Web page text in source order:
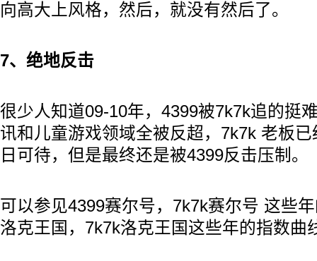
向高大上风格，然后，就没有然后了。
7、绝地反击
很少人知道09-10年，4399被7k7k追的挺
讯和儿童游戏领域全被反超，7k7k 老板
日可待，但是最终还是被4399反击压制。
可以参见4399赛尔号，7k7k赛尔号 这些
洛克王国，7k7k洛克王国这些年的指数曲